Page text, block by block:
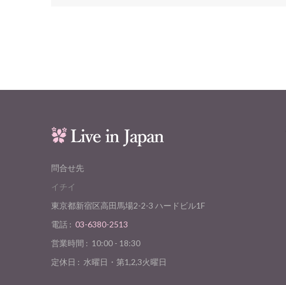
問合せ先
イチイ
東京都新宿区高田馬場2-2-3 ハードビル1F
電話 : 03-6380-2513
営業時間 : 10:00 - 18:30
定休日 : 水曜日・第1,2,3火曜日